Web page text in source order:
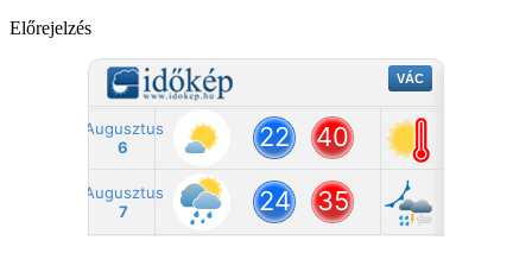
Előrejelzés